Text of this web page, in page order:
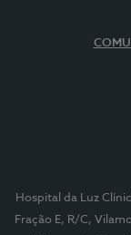
Hospital da Luz
Fração E, R/C,